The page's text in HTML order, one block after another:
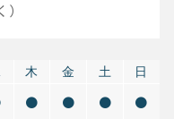
木 金 土 日
● ● ● ●